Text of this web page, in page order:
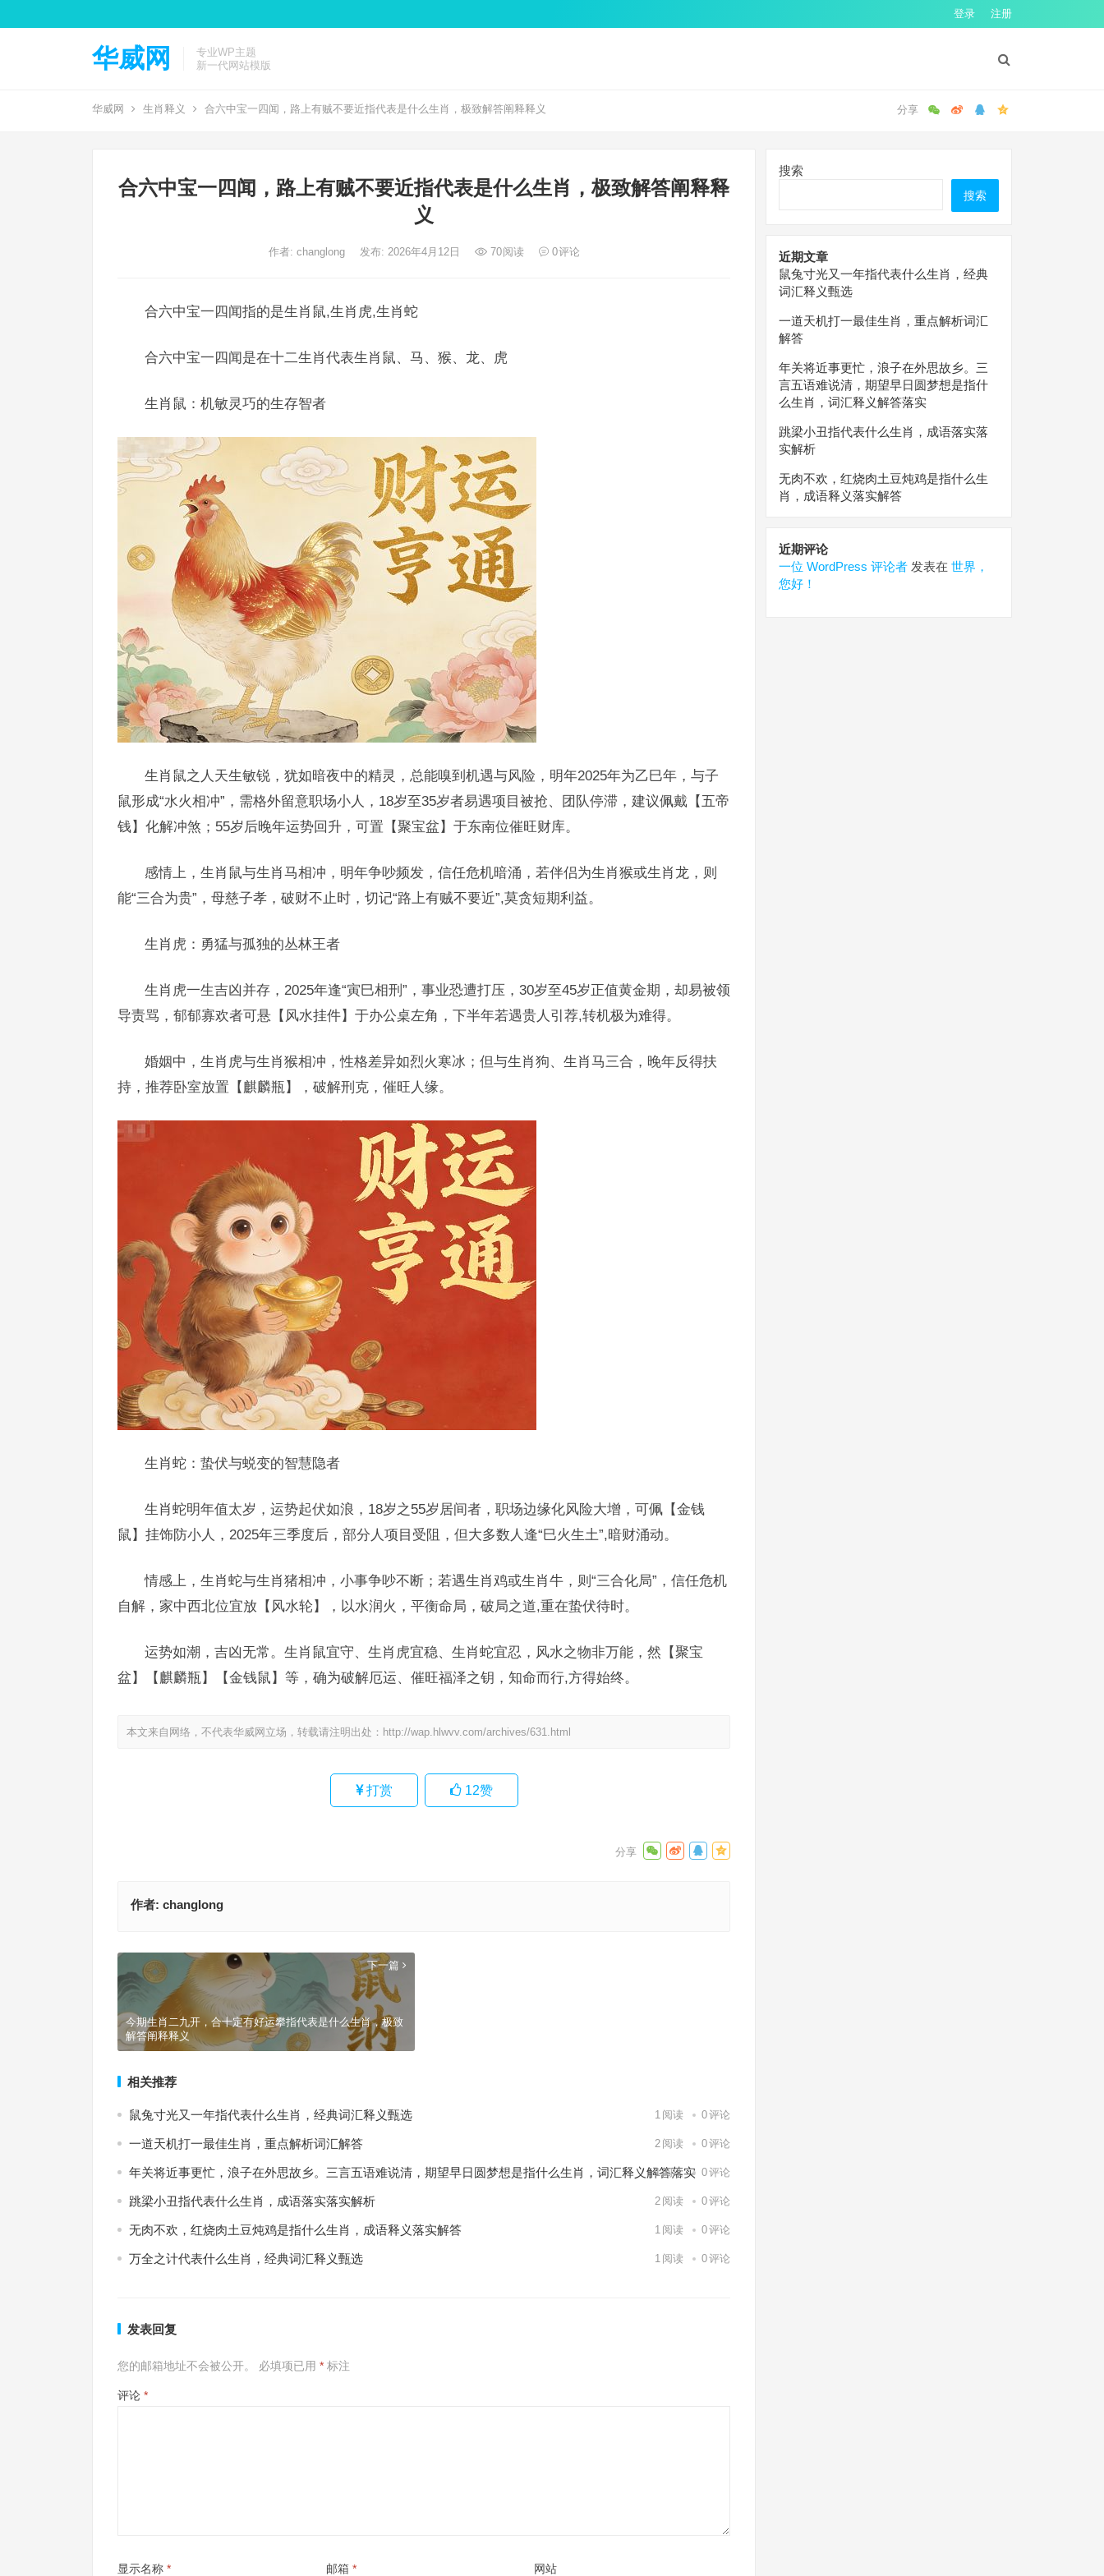
登录 注册
华威网
专业WP主题
新一代网站模版
华威网 生肖释义 合六中宝一四闻，路上有贼不要近指代表是什么生肖，极致解答阐释释义
合六中宝一四闻，路上有贼不要近指代表是什么生肖，极致解答阐释释
义
作者: changlong 发布: 2026年4月12日 70阅读 0评论
合六中宝一四闻指的是生肖鼠,生肖虎,生肖蛇
合六中宝一四闻是在十二生肖代表生肖鼠、马、猴、龙、虎
生肖鼠：机敏灵巧的生存智者
生肖鼠之人天生敏锐，犹如暗夜中的精灵，总能嗅到机遇与风险，明年2025年为乙巳年，与子
鼠形成“水火相冲”，需格外留意职场小人，18岁至35岁者易遇项目被抢、团队停滞，建议佩戴【五帝
钱】化解冲煞；55岁后晚年运势回升，可置【聚宝盆】于东南位催旺财库。
感情上，生肖鼠与生肖马相冲，明年争吵频发，信任危机暗涌，若伴侣为生肖猴或生肖龙，则
能“三合为贵”，母慈子孝，破财不止时，切记“路上有贼不要近”,莫贪短期利益。
生肖虎：勇猛与孤独的丛林王者
生肖虎一生吉凶并存，2025年逢“寅巳相刑”，事业恐遭打压，30岁至45岁正值黄金期，却易被领
导责骂，郁郁寡欢者可悬【风水挂件】于办公桌左角，下半年若遇贵人引荐,转机极为难得。
婚姻中，生肖虎与生肖猴相冲，性格差异如烈火寒冰；但与生肖狗、生肖马三合，晚年反得扶
持，推荐卧室放置【麒麟瓶】，破解刑克，催旺人缘。
生肖蛇：蛰伏与蜕变的智慧隐者
生肖蛇明年值太岁，运势起伏如浪，18岁之55岁居间者，职场边缘化风险大增，可佩【金钱
鼠】挂饰防小人，2025年三季度后，部分人项目受阻，但大多数人逢“巳火生土”,暗财涌动。
情感上，生肖蛇与生肖猪相冲，小事争吵不断；若遇生肖鸡或生肖牛，则“三合化局”，信任危机
自解，家中西北位宜放【风水轮】，以水润火，平衡命局，破局之道,重在蛰伏待时。
运势如潮，吉凶无常。生肖鼠宜守、生肖虎宜稳、生肖蛇宜忍，风水之物非万能，然【聚宝
盆】【麒麟瓶】【金钱鼠】等，确为破解厄运、催旺福泽之钥，知命而行,方得始终。
本文来自网络，不代表华威网立场，转载请注明出处： http://wap.hlwvv.com/archives/631.html
打赏 12赞
作者: changlong
上一篇 下一篇
今期生肖二九开，合十定有好运攀指代表是什么生肖，极致
解答阐释释义
相关推荐
鼠兔寸光又一年指代表什么生肖，经典词汇释义甄选 1 阅读 0评论
一道天机打一最佳生肖，重点解析词汇解答 2 阅读 0评论
年关将近事更忙，浪子在外思故乡。三言五语难说清，期望早日圆梦想是指什么生肖，词汇释义解答落实
1阅读 0评论
跳梁小丑指代表什么生肖，成语落实落实解析 2 阅读 0评论
无肉不欢，红烧肉土豆炖鸡是指什么生肖，成语释义落实解答 1 阅读 0评论
万全之计代表什么生肖，经典词汇释义甄选 1 阅读 0评论
发表回复
您的邮箱地址不会被公开。 必填项已用 * 标注
评论 *
显示名称 * 邮箱 * 网站
搜索
搜索
近期文章
鼠兔寸光又一年指代表什么生肖，经典
词汇释义甄选
一道天机打一最佳生肖，重点解析词汇
解答
年关将近事更忙，浪子在外思故乡。三
言五语难说清，期望早日圆梦想是指什
么生肖，词汇释义解答落实
跳梁小丑指代表什么生肖，成语落实落
实解析
无肉不欢，红烧肉土豆炖鸡是指什么生
肖，成语释义落实解答
近期评论
一位 WordPress 评论者 发表在 世界，
您好！